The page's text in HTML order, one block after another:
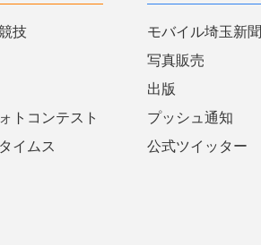
技
トコンテスト
イムス
モバイル埼玉新聞
写真販売
出版
プッシュ通知
公式ツイッター